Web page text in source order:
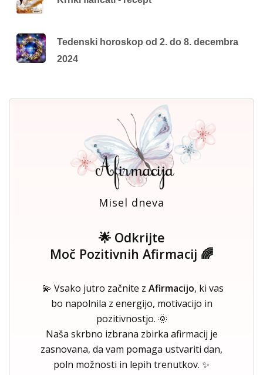
Tedenski horoskop od 2. do 8. decembra
2024
Misel dneva
🌟 Odkrijte
Moč Pozitivnih Afirmacij 🌈
💫 Vsako jutro začnite z Afirmacijo, ki vas
bo napolnila z energijo, motivacijo in
pozitivnostjo. 🌞
Naša skrbno izbrana zbirka afirmacij je
zasnovana, da vam pomaga ustvariti dan,
poln možnosti in lepih trenutkov. ✨